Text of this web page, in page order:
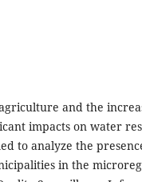
and the
impacts on water
to analyze the
in the